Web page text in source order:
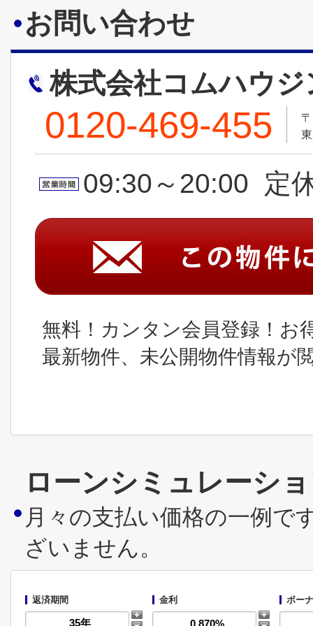
お問い合わせ
株式会社コムハウジ
0120-469-455
09:30～20:00 定
無料！カンタン会員登録！お
最新物件、未公開物件情報が
ローンシミュレーシ
月々の支払い価格の一例で
ざいません。
返済期間 金利 ボー